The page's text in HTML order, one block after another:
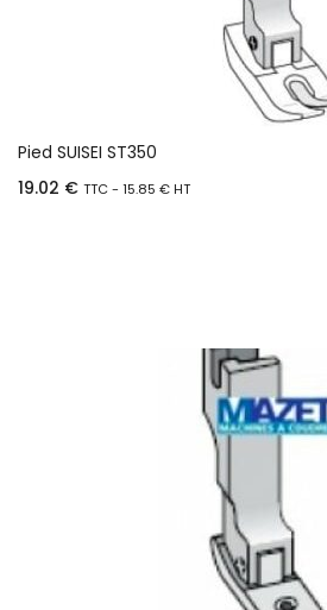
Pied SUISEI ST350
19.02 € TTC - 15.85 €HT